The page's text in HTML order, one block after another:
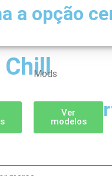
a opção
Mods
Ver
modelos